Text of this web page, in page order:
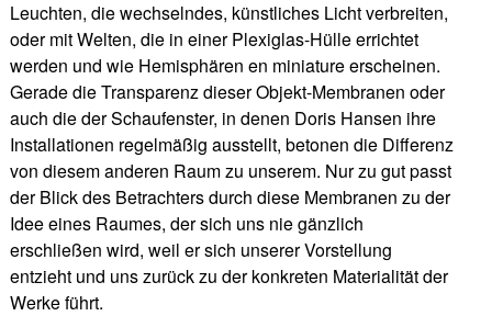
Leuchten, die wechselndes, künstliches Licht verbreiten,
oder mit Welten, die in einer Plexiglas-Hülle errichtet
werden und wie Hemisphären en miniature erscheinen.
Gerade die Transparenz dieser Objekt-Membranen oder
auch die der Schaufenster, in denen Doris Hansen ihre
Installationen regelmäßig ausstellt, betonen die Differenz
von diesem anderen Raum zu unserem. Nur zu gut passt
der Blick des Betrachters durch diese Membranen zu der
Idee eines Raumes, der sich uns nie gänzlich
erschließen wird, weil er sich unserer Vorstellung
entzieht und uns zurück zu der konkreten Materialität der
Werke führt.